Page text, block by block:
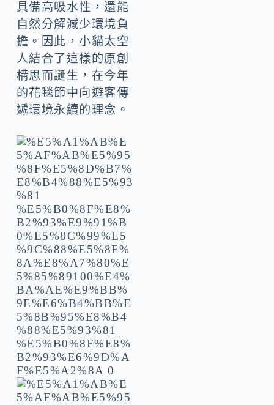
具備高吸水性，還能
自然分解減少環境負
擔。因此，小貓太空
人結合了這樣的原創
構思而誕生，在今年
的花毯節中向遊客傳
遞環境永續的理念。